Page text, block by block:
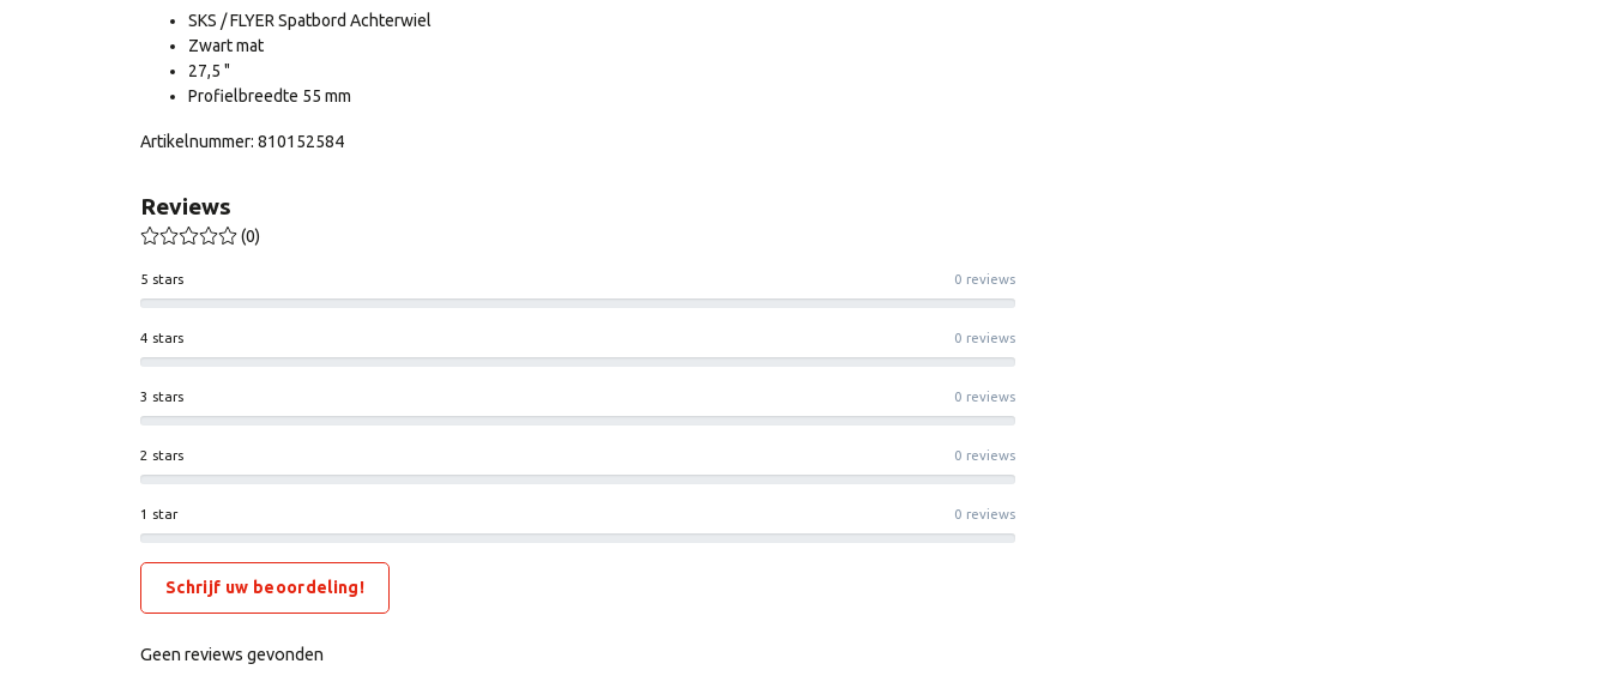
SKS / FLYER Spatbord Achterwiel
Zwart mat
27,5 "
Profielbreedte 55 mm
Artikelnummer: 810152584
Reviews
(0)
1 star 0 reviews
2 stars 0 reviews
3 stars 0 reviews
4 stars 0 reviews
5 stars 0 reviews
Schrijf uw beoordeling!
Geen reviews gevonden